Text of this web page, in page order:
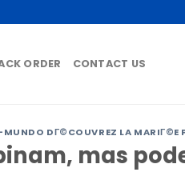
ORDER CONTACT US
DГ©COUVREZ LA MARIГ©E
mas